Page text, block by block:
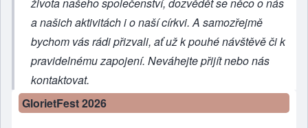
a našich aktivitách i o naší církvi. A samozřejmě
bychom vás rádi přizvali, ať už k pouhé návštěvě či k
pravidelnému zapojení. Neváhejte přijít nebo nás
kontaktovat.
GlorietFest 2026